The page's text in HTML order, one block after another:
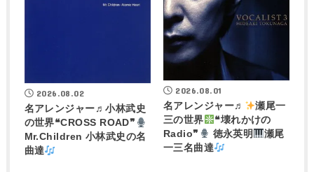
2026.08.02
名アレンジャー♬小林武史
の世界❝CROSS ROAD❞
Mr.Children 小林武史の名
曲達
2026.08.01
名アレンジャー♬
瀬尾一
三の世界
❝壊れかけの
Radio❞
徳永英明
瀬尾
一三名曲達